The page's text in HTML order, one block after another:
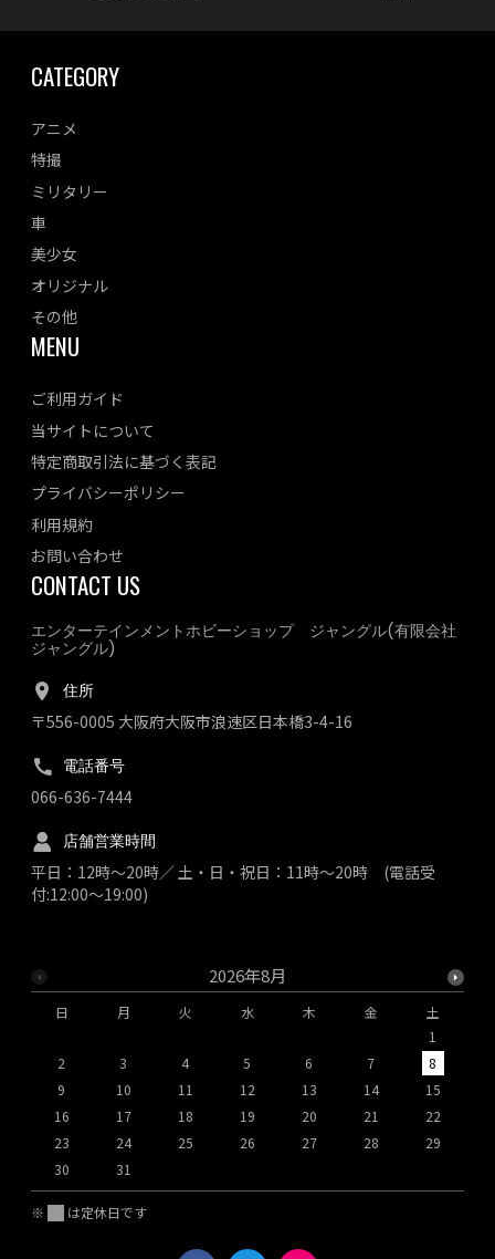
2026年8月
日 月 火 水 木 金
土
1
2
3 4 5 6 7
8
9
10 11 12 13 14
15
16
17 18 19 20 21
22
23
24 25 26 27 28
29
30
31
※ は定休日です
CATEGORY
アニメ
特撮
ミリタリー
車
美少女
オリジナル
その他
MENU
ご利用ガイド
当サイトについて
特定商取引法に基づく表記
プライバシーポリシー
利用規約
お問い合わせ
CONTACT US
エンターテインメントホビーショップ ジャングル(有限会社
ジャングル)
住所
〒556-0005 大阪府大阪市浪速区日本橋3-4-16
電話番号
066-636-7444
店舗営業時間
平日：12時～20時／ 土・日・祝日：11時～20時 (電話受
付:12:00～19:00)